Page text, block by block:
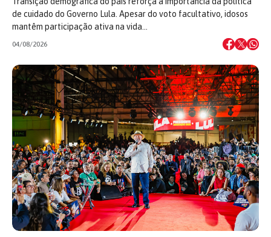
de cuidado do Governo Lula. Apesar do voto facultativo, idosos
mantêm participação ativa na vida…
04/08/2026